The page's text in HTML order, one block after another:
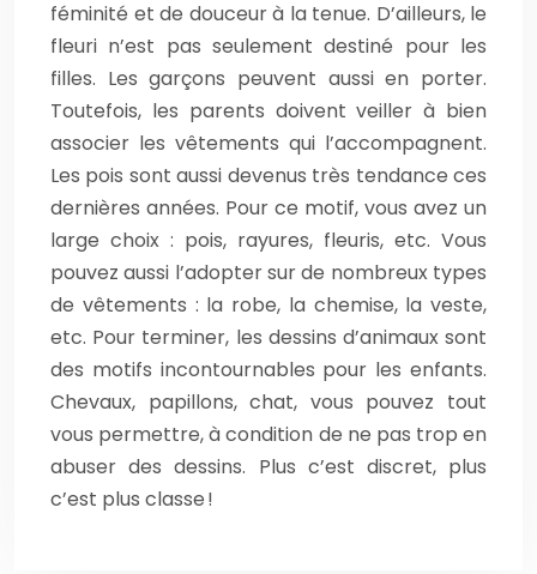
féminité et de douceur à la tenue. D’ailleurs, le
fleuri n’est pas seulement destiné pour les
filles. Les garçons peuvent aussi en porter.
Toutefois, les parents doivent veiller à bien
associer les vêtements qui l’accompagnent.
Les pois sont aussi devenus très tendance ces
dernières années. Pour ce motif, vous avez un
large choix : pois, rayures, fleuris, etc. Vous
pouvez aussi l’adopter sur de nombreux types
de vêtements : la robe, la chemise, la veste,
etc. Pour terminer, les dessins d’animaux sont
des motifs incontournables pour les enfants.
Chevaux, papillons, chat, vous pouvez tout
vous permettre, à condition de ne pas trop en
abuser des dessins. Plus c’est discret, plus
c’est plus classe !